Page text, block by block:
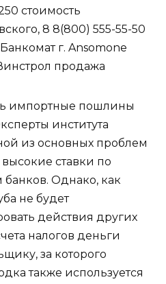
стоимость
8 8(800) 555-55-50
г. Ansomone
продажа
импортные пошлины
института
из основных проблем
ставки по
Однако, как
не будет
действия других
налогов деньги
за которого
также используется